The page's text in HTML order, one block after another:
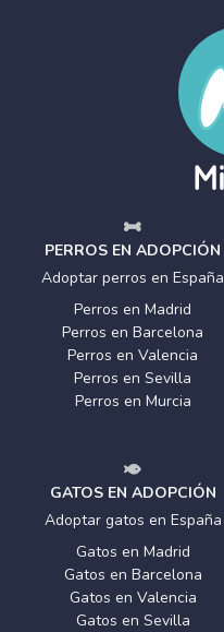
PERROS EN ADOPCIÓN
Adoptar perros en España
Perros en Madrid
Perros en Barcelona
Perros en Valencia
Perros en Sevilla
Perros en Murcia
GATOS EN ADOPCIÓN
Adoptar gatos en España
Gatos en Madrid
Gatos en Barcelona
Gatos en Valencia
Gatos en Sevilla